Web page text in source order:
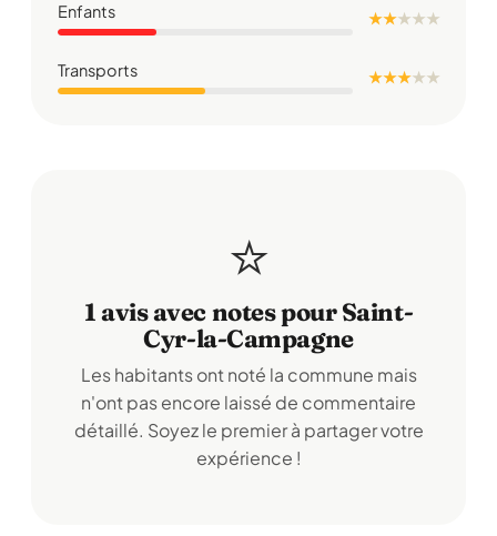
Enfants ★ ★★★★
Transports ★ ★ ★★★
⭐
1 avis avec notes pour Saint-
Cyr-la-Campagne
Les habitants ont noté la commune mais
n'ont pas encore laissé de commentaire
détaillé. Soyez le premier à partager votre
expérience !